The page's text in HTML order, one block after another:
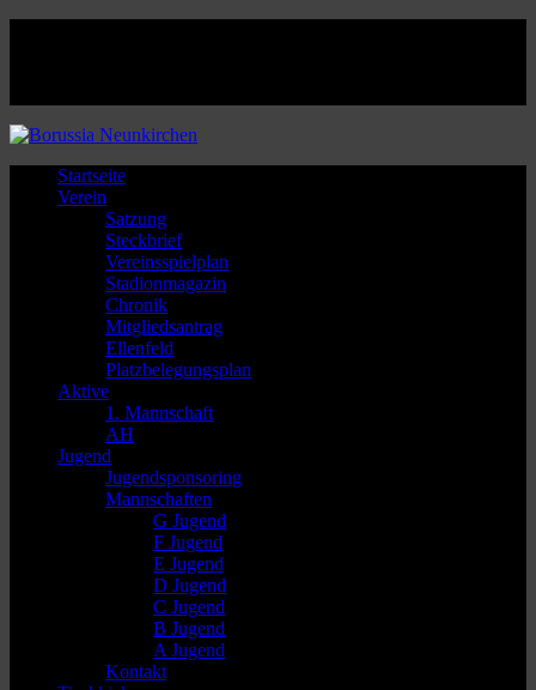
Startseite
Verein
Satzung
Steckbrief
Vereinsspielplan
Stadionmagazin
Chronik
Mitgliedsantrag
Ellenfeld
Platzbelegungsplan
Aktive
1. Mannschaft
AH
Jugend
Jugendsponsoring
Mannschaften
G Jugend
F Jugend
E Jugend
D Jugend
C Jugend
B Jugend
A Jugend
Kontakt